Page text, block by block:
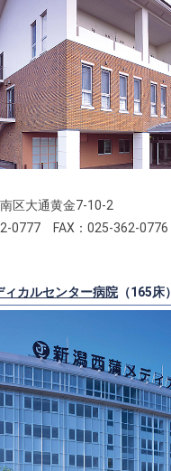
区大通黄金7-10-2
0777 FAX：025-362-0776
ィカルセンター病院（165床）